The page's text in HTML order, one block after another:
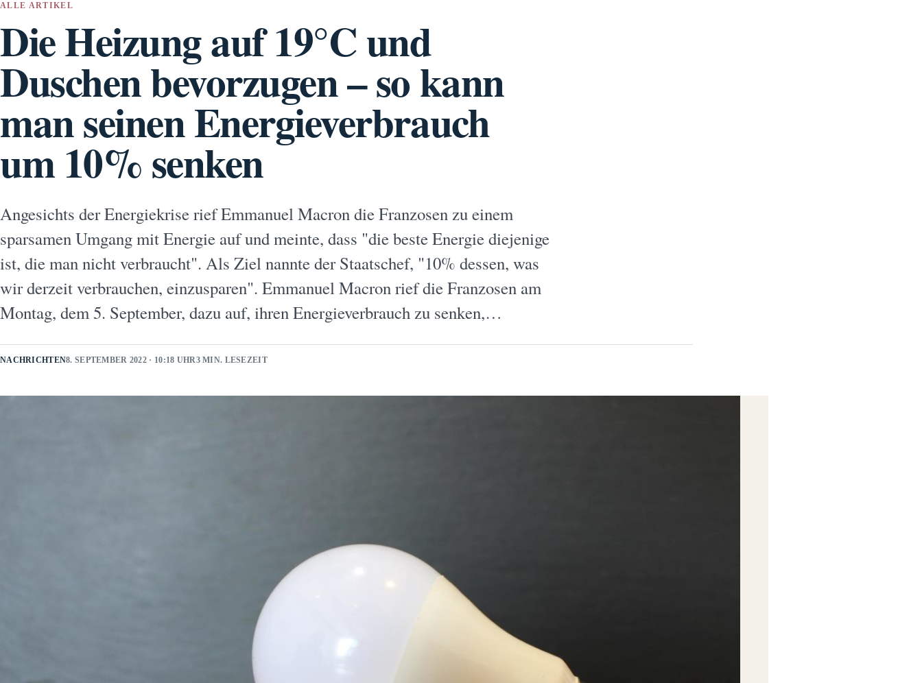
ALLE ARTIKEL
Die Heizung auf 19°C und
Duschen bevorzugen – so kann
man seinen Energieverbrauch
um 10% senken
Angesichts der Energiekrise rief Emmanuel Macron die Franzosen zu einem
sparsamen Umgang mit Energie auf und meinte, dass "die beste Energie diejenige
ist, die man nicht verbraucht". Als Ziel nannte der Staatschef, "10% dessen, was
wir derzeit verbrauchen, einzusparen". Emmanuel Macron rief die Franzosen am
Montag, dem 5. September, dazu auf, ihren Energieverbrauch zu senken,…
NACHRICHTEN8. SEPTEMBER 2022 · 10:18 UHR3 MIN. LESEZEIT